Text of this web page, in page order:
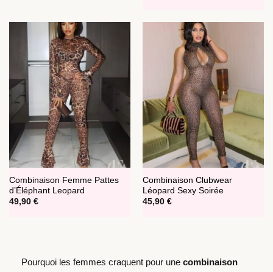
Combinaison Femme Pattes
d’Éléphant Leopard
49,90 €
Combinaison Clubwear
Léopard Sexy Soirée
45,90 €
Pourquoi les femmes craquent pour une combinaison